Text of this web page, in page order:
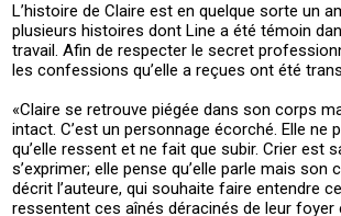
L’histoire de Claire est en quelque sorte un
plusieurs histoires dont Line a été témoin
travail. Afin de respecter le secret
les confessions qu’elle a reçues ont été
«Claire se retrouve piégée dans son corps
intact. C’est un personnage écorché. Elle ne
qu’elle ressent et ne fait que subir. Crier est
s’exprimer; elle pense qu’elle parle mais son
décrit l’auteure, qui souhaite faire entendre
ressentent ces aînés déracinés de leur foyer